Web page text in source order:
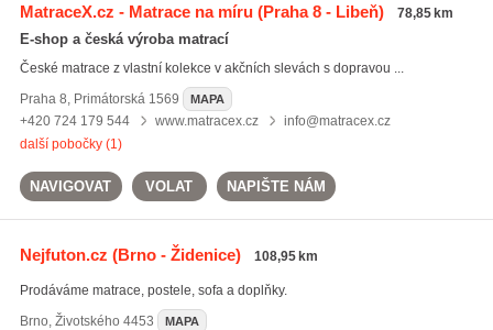
MatraceX.cz - Matrace na míru(Praha 8 - Libeň) 78,85 km
E-shop a česká výroba matrací
České matrace z vlastní kolekce v akčních slevách s dopravou ...
Praha 8, Primátorská 1569 MAPA
+420 724 179 544 www.matracex.cz
info@matracex.cz
další pobočky (1)
NAVIGOVAT VOLAT NAPIŠTE NÁM
Nejfuton.cz (Brno - Židenice) 108,95 km
Prodáváme matrace, postele, sofa a doplňky.
Brno, Životského 4453 MAPA